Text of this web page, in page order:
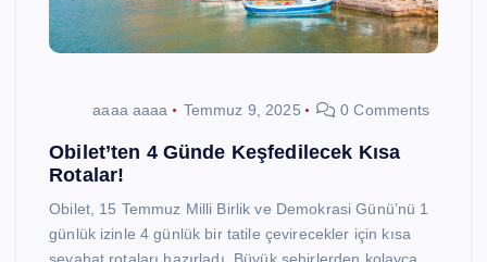
aaaa aaaa Temmuz 9, 2025 0 Comments
Obilet’ten 4 Günde Keşfedilecek Kısa
Rotalar!
Obilet, 15 Temmuz Milli Birlik ve Demokrasi Günü’nü 1
günlük izinle 4 günlük bir tatile çevirecekler için kısa